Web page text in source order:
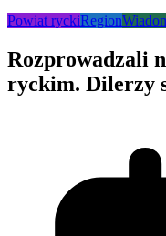
Powiat ryckiRegion
Rozprowadzali
ryckim. Dilerzy